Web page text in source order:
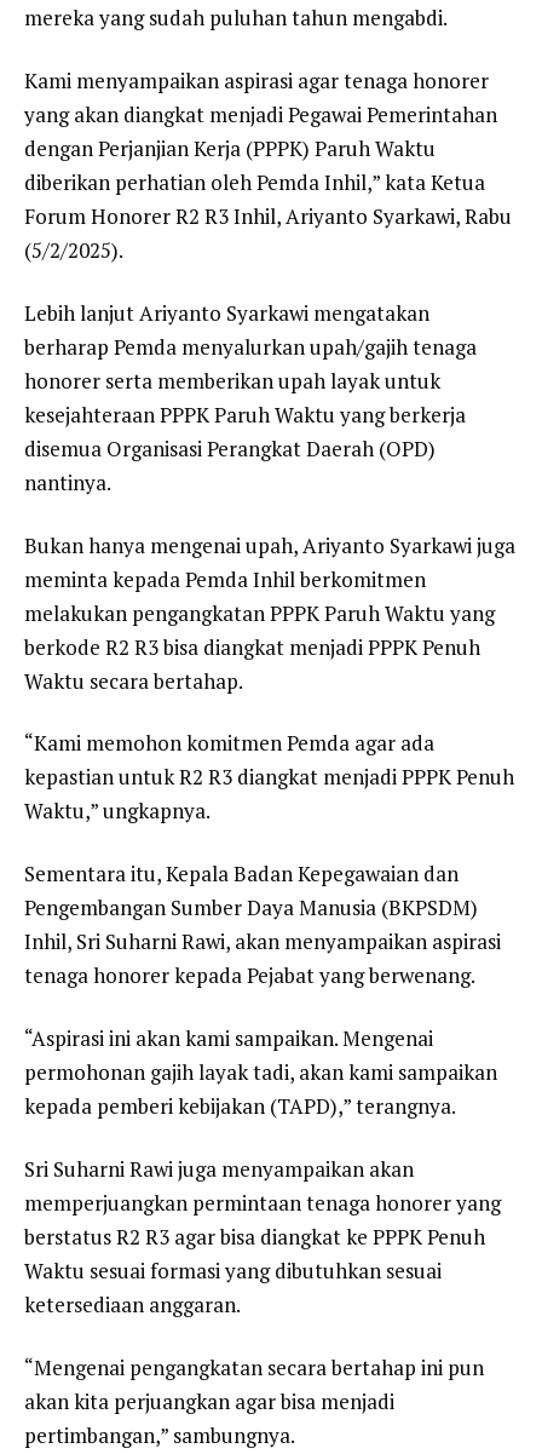
mereka yang sudah puluhan tahun mengabdi.
Kami menyampaikan aspirasi agar tenaga honorer
yang akan diangkat menjadi Pegawai Pemerintahan
dengan Perjanjian Kerja (PPPK) Paruh Waktu
diberikan perhatian oleh Pemda Inhil,” kata Ketua
Forum Honorer R2 R3 Inhil, Ariyanto Syarkawi, Rabu
(5/2/2025).
Lebih lanjut Ariyanto Syarkawi mengatakan
berharap Pemda menyalurkan upah/gajih tenaga
honorer serta memberikan upah layak untuk
kesejahteraan PPPK Paruh Waktu yang berkerja
disemua Organisasi Perangkat Daerah (OPD)
nantinya.
Bukan hanya mengenai upah, Ariyanto Syarkawi juga
meminta kepada Pemda Inhil berkomitmen
melakukan pengangkatan PPPK Paruh Waktu yang
berkode R2 R3 bisa diangkat menjadi PPPK Penuh
Waktu secara bertahap.
“Kami memohon komitmen Pemda agar ada
kepastian untuk R2 R3 diangkat menjadi PPPK Penuh
Waktu,” ungkapnya.
Sementara itu, Kepala Badan Kepegawaian dan
Pengembangan Sumber Daya Manusia (BKPSDM)
Inhil, Sri Suharni Rawi, akan menyampaikan aspirasi
tenaga honorer kepada Pejabat yang berwenang.
“Aspirasi ini akan kami sampaikan. Mengenai
permohonan gajih layak tadi, akan kami sampaikan
kepada pemberi kebijakan (TAPD),” terangnya.
Sri Suharni Rawi juga menyampaikan akan
memperjuangkan permintaan tenaga honorer yang
berstatus R2 R3 agar bisa diangkat ke PPPK Penuh
Waktu sesuai formasi yang dibutuhkan sesuai
ketersediaan anggaran.
“Mengenai pengangkatan secara bertahap ini pun
akan kita perjuangkan agar bisa menjadi
pertimbangan,” sambungnya.